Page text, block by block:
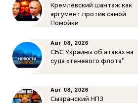
Кремлёвский шантаж как
аргумент против самой
Помойки
Авг 08, 2026
СБС Украины об атаках на
суда «теневого флота”
Авг 08, 2026
Сызранский НПЗ